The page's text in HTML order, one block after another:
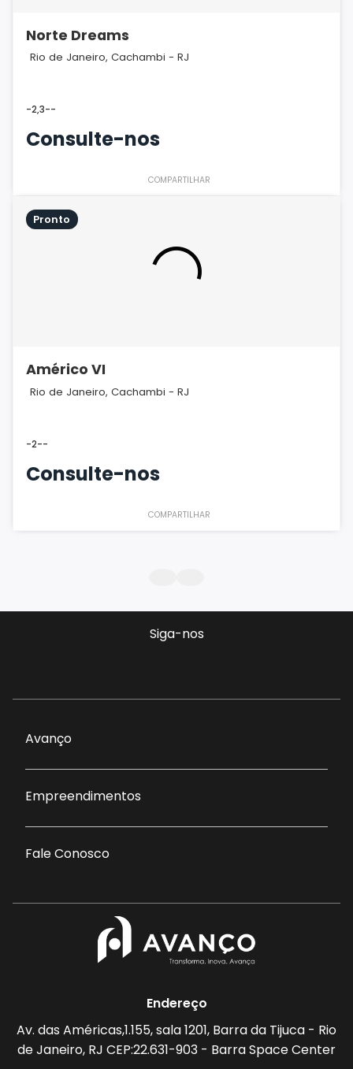
Norte Dreams
Rio de Janeiro, Cachambi - RJ
-2,3--
Consulte-nos
COMPARTILHAR
Pronto
Américo VI
Rio de Janeiro, Cachambi - RJ
-2--
Consulte-nos
COMPARTILHAR
Siga-nos
Avanço
Empreendimentos
Fale Conosco
Endereço
Av. das Américas,1.155, sala 1201, Barra da Tijuca - Rio
de Janeiro, RJ CEP:22.631-903 - Barra Space Center